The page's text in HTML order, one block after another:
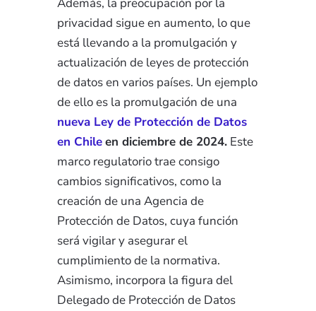
Además, la preocupación por la
privacidad sigue en aumento, lo que
está llevando a la promulgación y
actualización de leyes de protección
de datos en varios países. Un ejemplo
de ello es la promulgación de una
nueva Ley de Protección de Datos
en Chileen diciembre de 2024.Este
marco regulatorio trae consigo
cambios significativos, como la
creación de una Agencia de
Protección de Datos, cuya función
será vigilar y asegurar el
cumplimiento de la normativa.
Asimismo, incorpora la figura del
Delegado de Protección de Datos